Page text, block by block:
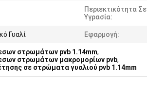
Περιεκτικότητα Σε
Υγρασία:
Γυαλί Εφαρμογή:
στρωμάτων pvb 1.14mm,
στρωμάτων μακρομορίων pvb,
σε στρώματα γυαλιού pvb 1.14mm